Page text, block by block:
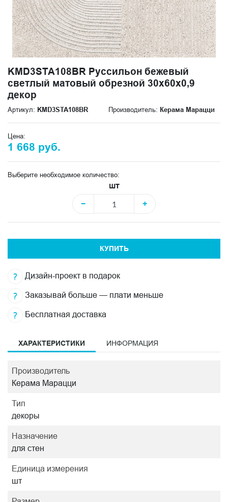
KMD3STA108BR Руссильон бежевый
светлый матовый обрезной 30x60x0,9
декор
Артикул: KMD3STA108BR Производитель: Керама Марацци
Цена:
1 668 руб.
Выберите необходимое количество:
шт
−
+
КУПИТЬ
Дизайн-проект в подарок
Заказывай больше — плати меньше
Бесплатная доставка
ХАРАКТЕРИСТИКИ ИНФОРМАЦИЯ
Производитель
Керама Марацци
Тип
декоры
Назначение
для стен
Единица измерения
шт